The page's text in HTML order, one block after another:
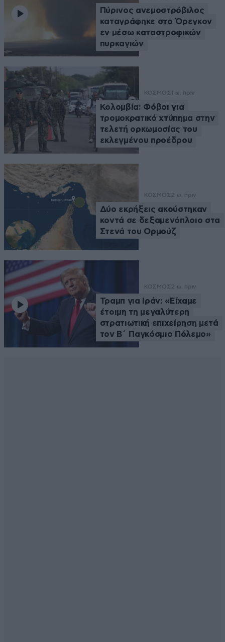
Πύρινος ανεμοστρόβιλος
καταγράφηκε στο Όρεγκον
εν μέσω καταστροφικών
πυρκαγιών
ΚΟΣΜΟΣ 1 ω. πριν
Κολομβία: Φόβοι για
τρομοκρατικό χτύπημα στην
τελετή ορκωμοσίας του
εκλεγμένου προέδρου
ΚΟΣΜΟΣ2 ω. πριν
Δύο εκρήξεις ακούστηκαν
κοντά σε δεξαμενόπλοιο στα
Στενά του Ορμούζ
ΚΟΣΜΟΣ2 ω. πριν
Τραμπ για Ιράν: «Είχαμε
έτοιμη τη μεγαλύτερη
στρατιωτική επιχείρηση μετά
τον Β΄ Παγκόσμιο Πόλεμο»